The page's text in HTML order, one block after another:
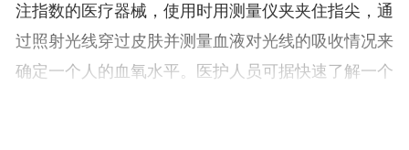
注指数的医疗器械，使用时用测量仪夹夹住指尖，通
过照射光线穿过皮肤并测量血液对光线的吸收情况来
确定一个人的血氧水平。医护人员可据快速了解一个